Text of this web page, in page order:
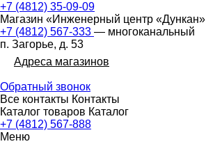
+7 (4812) 35-09-09
Магазин «Инженерный центр «Дункан»
+7 (4812) 567-333 — многоканальный
п. Загорье, д. 53
Адреса магазинов
Обратный звонок
Все контакты Контакты
Каталог товаров Каталог
+7 (4812) 567-888
Меню